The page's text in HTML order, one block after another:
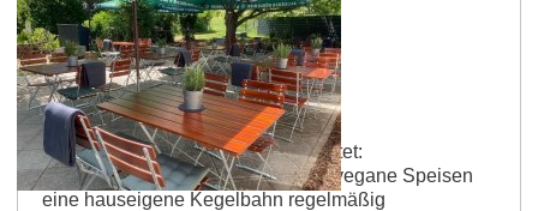
Neu-Bamberg
APPELBACH - Das Lokal
Das APPELBACH – Das Lokal bietet:
Fleischgerichte, vegetarische und vegane Speisen
eine hauseigene Kegelbahn regelmäßig